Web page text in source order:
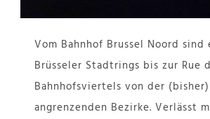
Vom Bahnhof Brussel Noord
Brüsseler Stadtrings bis zur Rue
Bahnhofsviertels von der
angrenzenden Bezirke. Verlässt